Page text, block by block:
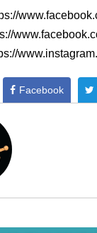
Facebook